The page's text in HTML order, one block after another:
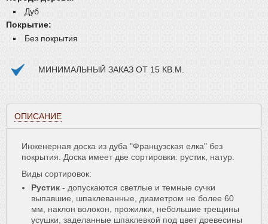
Плинтус
Паркетная химия
Масла и краски
Дуб
Покрытие:
Без покрытия
МИНИМАЛЬНЫЙ ЗАКАЗ ОТ 15 КВ.М.
ОПИСАНИЕ
Инженерная доска из дуба "Французская елка" без
покрытия. Доска имеет две сортировки: рустик, натур.
Виды сортировок:
Рустик - допускаются светлые и темные сучки
выпавшие, шпаклеванные, диаметром не более 60
мм, наклон волокон, прожилки, небольшие трещины
усушки, заделанные шпаклевкой под цвет древесины